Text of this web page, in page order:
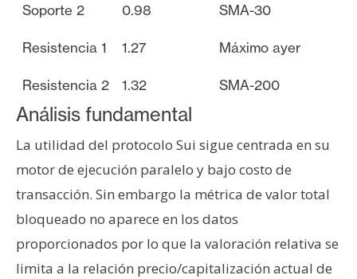
Soporte 2 0.98 SMA-30
Resistencia 1 1.27 Máximo ayer
Resistencia 2 1.32 SMA-200
Análisis fundamental
La utilidad del protocolo Sui sigue centrada en su
motor de ejecución paralelo y bajo costo de
transacción. Sin embargo la métrica de valor total
bloqueado no aparece en los datos
proporcionados por lo que la valoración relativa se
limita a la relación precio/capitalización actual de